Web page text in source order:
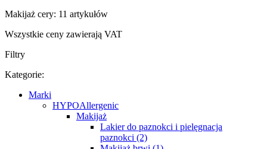
Makijaż cery: 11 artykułów
Wszystkie ceny zawierają VAT
Filtry
Kategorie:
Marki
HYPOAllergenic
Makijaż
Lakier do paznokci i pielęgnacja
paznokci (2)